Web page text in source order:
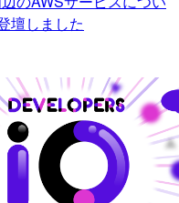
壇しました